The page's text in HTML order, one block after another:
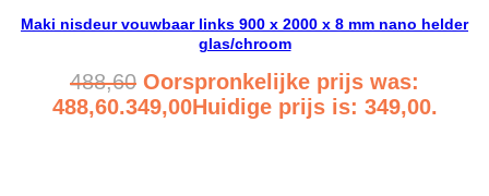
Maki nisdeur vouwbaar links 900 x 2000 x 8 mm nano helder
glas/chroom
488,60 Oorspronkelijke prijs was:
488,60.349,00Huidige prijs is: 349,00.